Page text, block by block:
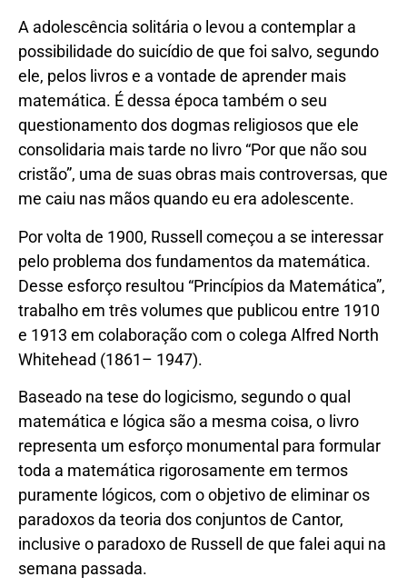
A adolescência solitária o levou a contemplar a
possibilidade do suicídio de que foi salvo, segundo
ele, pelos livros e a vontade de aprender mais
matemática. É dessa época também o seu
questionamento dos dogmas religiosos que ele
consolidaria mais tarde no livro “Por que não sou
cristão”, uma de suas obras mais controversas, que
me caiu nas mãos quando eu era adolescente.
Por volta de 1900, Russell começou a se interessar
pelo problema dos fundamentos da matemática.
Desse esforço resultou “Princípios da Matemática”,
trabalho em três volumes que publicou entre 1910
e 1913 em colaboração com o colega Alfred North
Whitehead (1861– 1947).
Baseado na tese do logicismo, segundo o qual
matemática e lógica são a mesma coisa, o livro
representa um esforço monumental para formular
toda a matemática rigorosamente em termos
puramente lógicos, com o objetivo de eliminar os
paradoxos da teoria dos conjuntos de Cantor,
inclusive o paradoxo de Russell de que falei aqui na
semana passada.